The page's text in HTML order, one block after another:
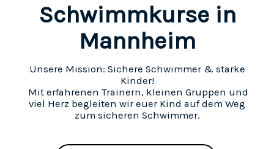
Schwimmkurse in
Mannheim
Unsere Mission: Sichere Schwimmer & starke
Kinder!
Mit erfahrenen Trainern, kleinen Gruppen und
viel Herz begleiten wir euer Kind auf dem Weg
zum sicheren Schwimmer.